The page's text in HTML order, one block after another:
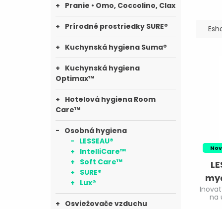
Pranie • Omo, Coccolino, Clax
Prírodné prostriedky SURE®
Kuchynská hygiena Suma®
Kuchynská hygiena
Optimax™
Hotelová hygiena Room
Care™
Osobná hygiena
LESSEAU®
IntelliCare™
Soft Care™
SURE®
Lux®
Osviežovače vzduchu
na